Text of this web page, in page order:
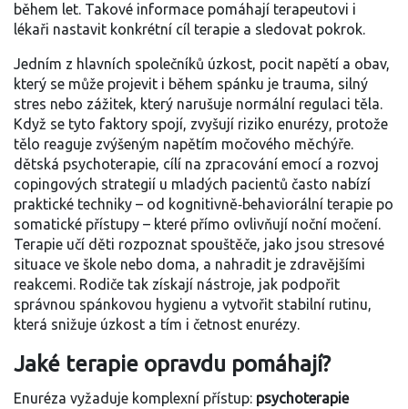
během let. Takové informace pomáhají terapeutovi i
lékaři nastavit konkrétní cíl terapie a sledovat pokrok.
Jedním z hlavních společníků úzkost, pocit napětí a obav,
který se může projevit i během spánku je trauma, silný
stres nebo zážitek, který narušuje normální regulaci těla.
Když se tyto faktory spojí, zvyšují riziko enurézy, protože
tělo reaguje zvýšeným napětím močového měchýře.
dětská psychoterapie, cílí na zpracování emocí a rozvoj
copingových strategií u mladých pacientů často nabízí
praktické techniky – od kognitivně‑behaviorální terapie po
somatické přístupy – které přímo ovlivňují noční močení.
Terapie učí děti rozpoznat spouštěče, jako jsou stresové
situace ve škole nebo doma, a nahradit je zdravějšími
reakcemi. Rodiče tak získají nástroje, jak podpořit
správnou spánkovou hygienu a vytvořit stabilní rutinu,
která snižuje úzkost a tím i četnost enurézy.
Jaké terapie opravdu pomáhají?
Enuréza vyžaduje komplexní přístup: psychoterapie